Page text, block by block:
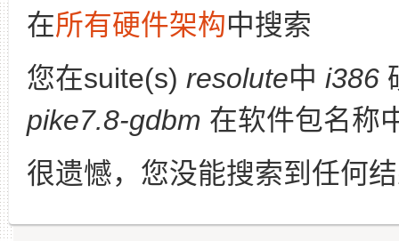
在所有硬件架构中搜索
您在suite(s) resolute中 i386
pike7.8-gdbm 在软件包名称
很遗憾，您没能搜索到任何